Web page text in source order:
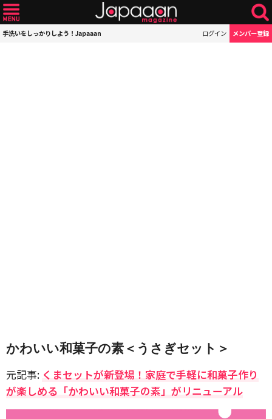
手洗いをしっかりしよう！Japaaan ログイン メンバー登録
かわいい和菓子の素＜うさぎセット＞
元記事: くまセットが新登場！家庭で手軽に和菓子作り
が楽しめる「かわいい和菓子の素」がリニューアル